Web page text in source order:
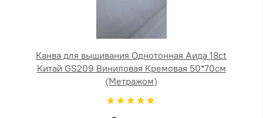
Канва для вышивания Однотонная Аида 18ct
Китай GS209 Виниловая Кремовая 50*70см
(Метражом)